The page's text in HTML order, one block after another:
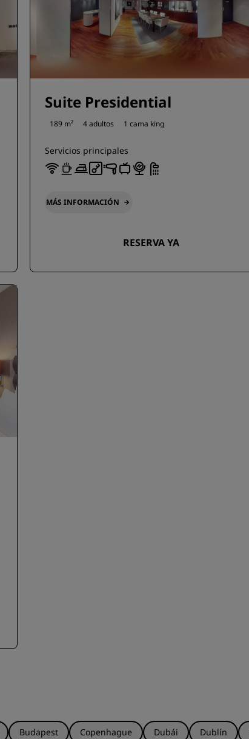
Suite Presidential
189 m² 4 adultos 1 cama king
Servicios principales
MÁS INFORMACIÓN
RESERVA YA
Budapest Copenhague Dubái Dublín